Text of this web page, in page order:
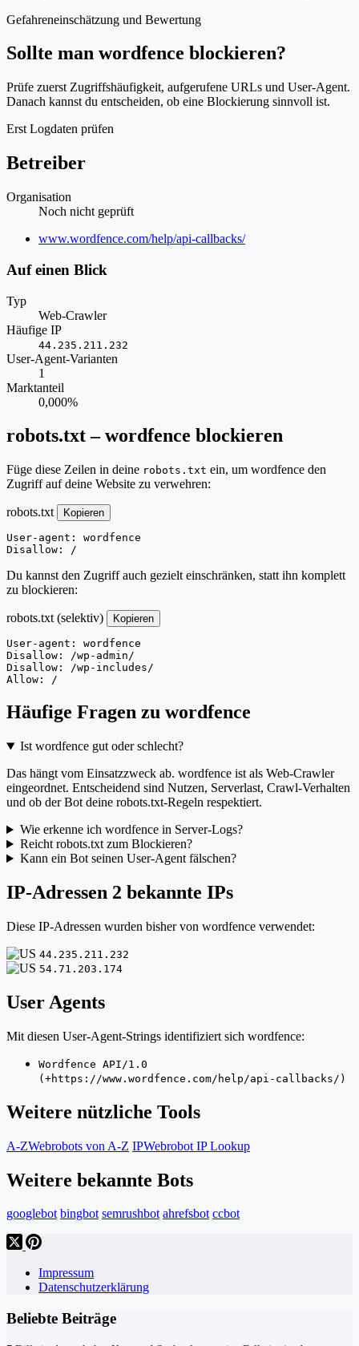
Gefahreneinschätzung und Bewertung
Sollte man wordfence blockieren?
Prüfe zuerst Zugriffshäufigkeit, aufgerufene URLs und User-Agent.
Danach kannst du entscheiden, ob eine Blockierung sinnvoll ist.
Erst Logdaten prüfen
Betreiber
Organisation
Noch nicht geprüft
Website
www.wordfence.com/help/api-callbacks/
Auf einen Blick
Typ
Web-Crawler
Häufige IP
44.235.211.232
User-Agent-Varianten
1
Marktanteil
0,000%
robots.txt – wordfence blockieren
Füge diese Zeilen in deine robots.txt ein, um wordfence den
Zugriff auf deine Website zu verwehren:
robots.txt Kopieren
User-agent: wordfence
Disallow: /
Du kannst den Zugriff auch gezielt einschränken, statt ihn komplett
zu blockieren:
robots.txt (selektiv) Kopieren
User-agent: wordfence
Disallow: /wp-admin/
Disallow: /wp-includes/
Allow: /
Häufige Fragen zu wordfence
Ist wordfence gut oder schlecht?
Das hängt vom Einsatzzweck ab. wordfence ist als Web-Crawler
eingeordnet. Entscheidend sind Nutzen, Serverlast, Crawl-Verhalten
und ob der Bot deine robots.txt-Regeln respektiert.
Wie erkenne ich wordfence in Server-Logs?
Reicht robots.txt zum Blockieren?
Kann ein Bot seinen User-Agent fälschen?
IP-Adressen 2 bekannte IPs
Diese IP-Adressen wurden bisher von wordfence verwendet:
44.235.211.232
54.71.203.174
User Agents
Mit diesen User-Agent-Strings identifiziert sich wordfence:
Wordfence API/1.0
(+https://www.wordfence.com/help/api-callbacks/)
Weitere nützliche Tools
A-ZWebrobots von A-Z IPWebrobot IP Lookup
Weitere bekannte Bots
googlebot bingbot semrushbot ahrefsbot ccbot
Impressum
Datenschutzerklärung
Beliebte Beiträge